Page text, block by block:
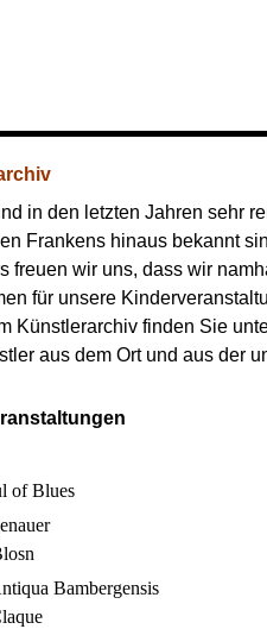
in den letzten Jahren sehr
Frankens hinaus bekannt
freuen wir uns, dass wir
für unsere
Künstlerarchiv finden Sie
aus dem Ort und aus der
of Blues
Bambergensis